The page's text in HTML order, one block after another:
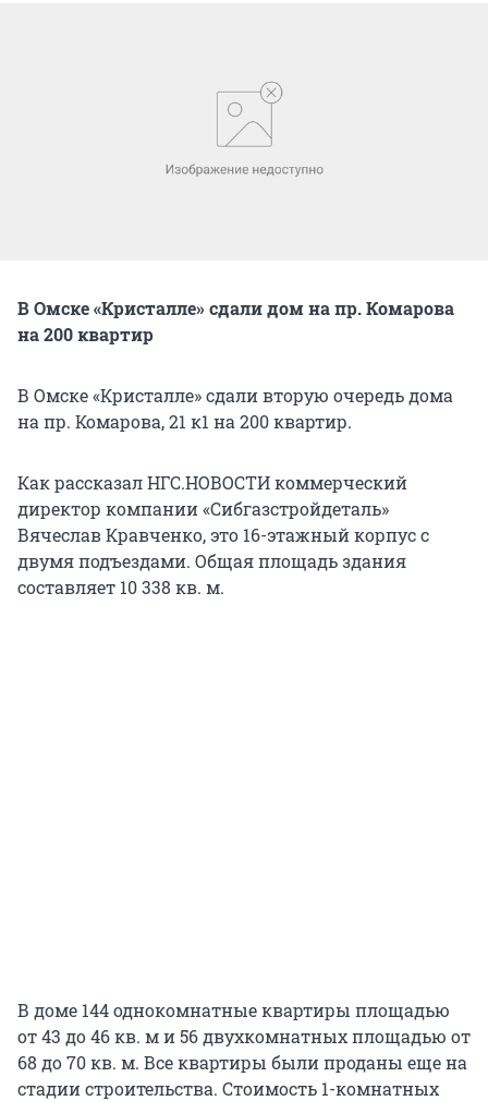
В Омске «Кристалле» сдали дом на пр. Комарова
на 200 квартир
В Омске «Кристалле» сдали вторую очередь дома
на пр. Комарова, 21 к1 на 200 квартир.
Как рассказал НГС.НОВОСТИ коммерческий
директор компании «Сибгазстройдеталь»
Вячеслав Кравченко, это 16-этажный корпус с
двумя подъездами. Общая площадь здания
составляет 10 338 кв. м.
В доме 144 однокомнатные квартиры площадью
от 43 до 46 кв. м и 56 двухкомнатных площадью от
68 до 70 кв. м. Все квартиры были проданы еще на
стадии строительства. Стоимость 1-комнатных